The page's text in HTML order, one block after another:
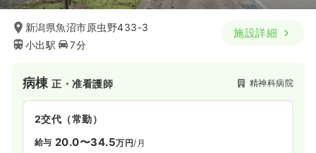
新潟県魚沼市原虫野433-3
小出駅
7分
施設詳細
病棟正・准看護師 精神科病院
2交代（常勤）
給与 20.0〜34.5万円/月